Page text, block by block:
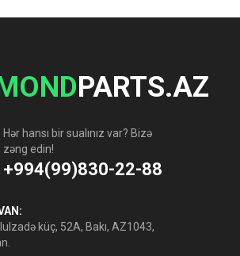
PARTS.AZ
Hər hansı bir sualınız var? Bizə
zəng edin!
+994(99)830-22-88
küç, 52A, Bakı, AZ1043,